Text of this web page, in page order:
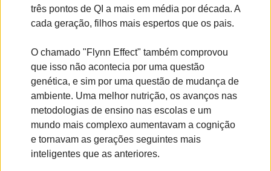
três pontos de QI a mais em média por década. A
cada geração, filhos mais espertos que os pais.
O chamado "Flynn Effect" também comprovou
que isso não acontecia por uma questão
genética, e sim por uma questão de mudança de
ambiente. Uma melhor nutrição, os avanços nas
metodologias de ensino nas escolas e um
mundo mais complexo aumentavam a cognição
e tornavam as gerações seguintes mais
inteligentes que as anteriores.